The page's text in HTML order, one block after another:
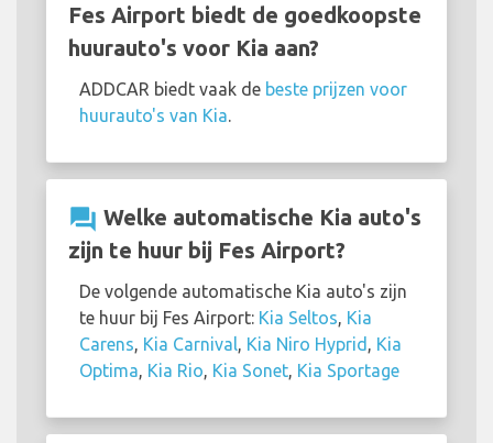
Fes Airport biedt de goedkoopste
huurauto's voor Kia aan?
ADDCAR biedt vaak de beste prijzen voor
huurauto's van Kia.
question_answer Welke automatische Kia auto's
zijn te huur bij Fes Airport?
De volgende automatische Kia auto's zijn
te huur bij Fes Airport: Kia Seltos, Kia
Carens, Kia Carnival, Kia Niro Hyprid , Kia
Optima, Kia Rio, Kia Sonet, Kia Sportage